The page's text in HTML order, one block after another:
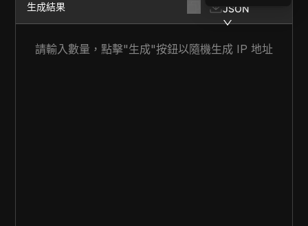
生成結果 JSON
請輸入數量，點擊"生成"按鈕以隨機生成 IP 地址